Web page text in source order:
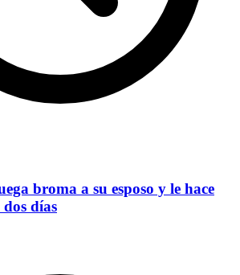
broma a su esposo y le hace
días